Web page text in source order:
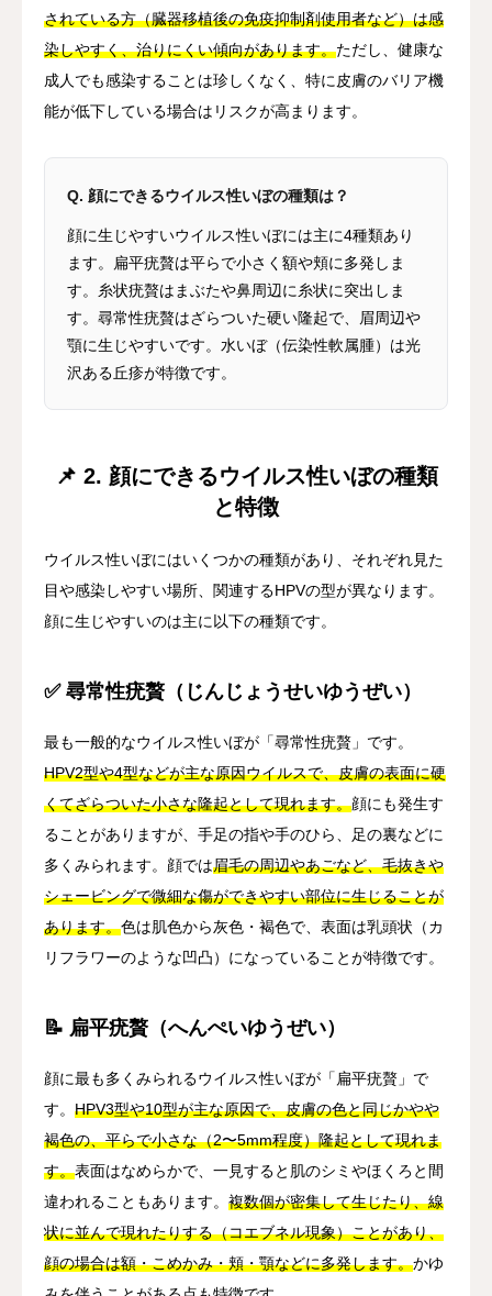
されている方（臓器移植後の免疫抑制剤使用者など）は感
染しやすく、治りにくい傾向があります。ただし、健康な
成人でも感染することは珍しくなく、特に皮膚のバリア機
能が低下している場合はリスクが高まります。
Q. 顔にできるウイルス性いぼの種類は？
顔に生じやすいウイルス性いぼには主に4種類あり
ます。扁平疣贅は平らで小さく額や頬に多発しま
す。糸状疣贅はまぶたや鼻周辺に糸状に突出しま
す。尋常性疣贅はざらついた硬い隆起で、眉周辺や
顎に生じやすいです。水いぼ（伝染性軟属腫）は光
沢ある丘疹が特徴です。
📌 2. 顔にできるウイルス性いぼの種類
と特徴
ウイルス性いぼにはいくつかの種類があり、それぞれ見た
目や感染しやすい場所、関連するHPVの型が異なります。
顔に生じやすいのは主に以下の種類です。
✅ 尋常性疣贅（じんじょうせいゆうぜい）
最も一般的なウイルス性いぼが「尋常性疣贅」です。
HPV2型や4型などが主な原因ウイルスで、皮膚の表面に硬
くてざらついた小さな隆起として現れます。顔にも発生す
ることがありますが、手足の指や手のひら、足の裏などに
多くみられます。顔では眉毛の周辺やあごなど、毛抜きや
シェービングで微細な傷ができやすい部位に生じることが
あります。色は肌色から灰色・褐色で、表面は乳頭状（カ
リフラワーのような凹凸）になっていることが特徴です。
📝 扁平疣贅（へんぺいゆうぜい）
顔に最も多くみられるウイルス性いぼが「扁平疣贅」で
す。 HPV3型や10型が主な原因で、皮膚の色と同じかやや
褐色の、平らで小さな（2〜5mm程度）隆起として現れま
す。表面はなめらかで、一見すると肌のシミやほくろと間
違われることもあります。 複数個が密集して生じたり、線
状に並んで現れたりする（コエブネル現象）ことがあり、
顔の場合は額・こめかみ・頬・顎などに多発します。かゆ